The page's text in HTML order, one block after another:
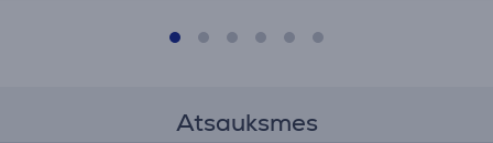
Atsauksmes